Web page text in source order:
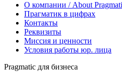
О компании / About
Прагматик в цифрах
Контакты
Реквизиты
Миссия и ценности
Условия работы юр. лица
Pragmatic для бизнеса